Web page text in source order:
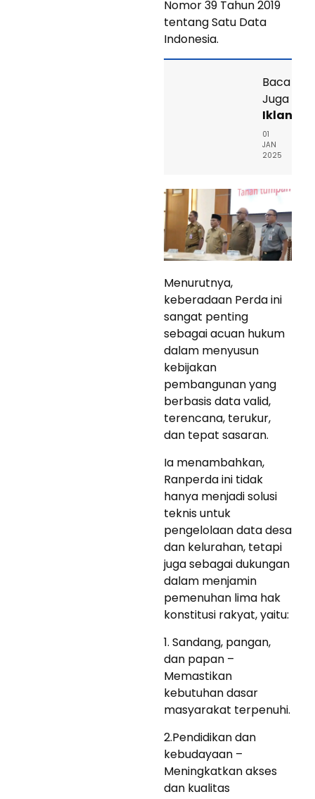
Nomor 39 Tahun 2019
tentang Satu Data
Indonesia.
Baca
Juga
Iklan
01
JAN
2025
Menurutnya,
keberadaan Perda ini
sangat penting
sebagai acuan hukum
dalam menyusun
kebijakan
pembangunan yang
berbasis data valid,
terencana, terukur,
dan tepat sasaran.
Ia menambahkan,
Ranperda ini tidak
hanya menjadi solusi
teknis untuk
pengelolaan data desa
dan kelurahan, tetapi
juga sebagai dukungan
dalam menjamin
pemenuhan lima hak
konstitusi rakyat, yaitu:
1. Sandang, pangan,
dan papan –
Memastikan
kebutuhan dasar
masyarakat terpenuhi.
2.Pendidikan dan
kebudayaan –
Meningkatkan akses
dan kualitas